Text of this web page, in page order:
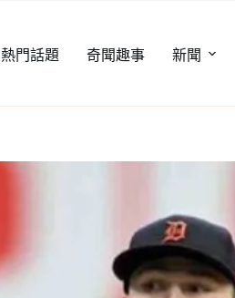
熱門話題 奇聞趣事 新聞